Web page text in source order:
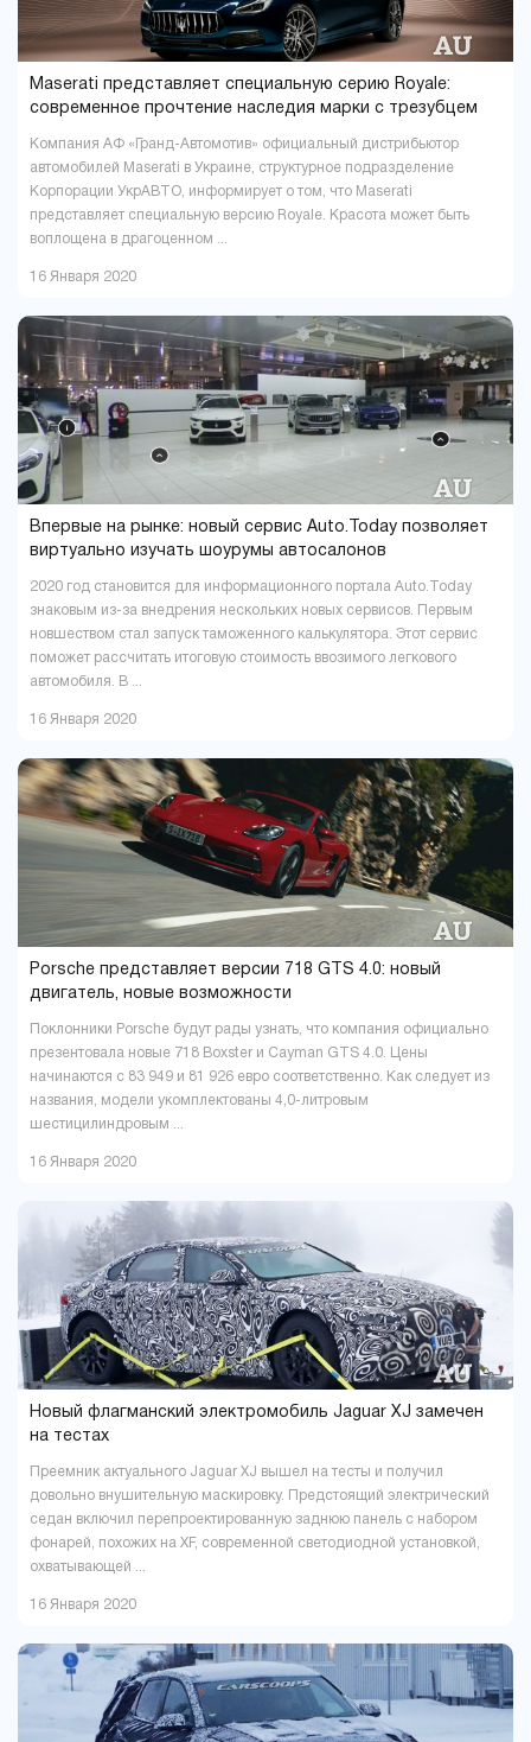
Хмельницкий18 Черкассы6
Чернигов5 Черновцы7
Maserati представляет специальную серию Royale:
современное прочтение наследия марки с трезубцем
Компания АФ «Гранд-Автомотив» официальный дистрибьютор
автомобилей Maserati в Украине, структурное подразделение
Корпорации УкрАВТО, информирует о том, что Maserati
представляет специальную версию Royale. Красота может быть
воплощена в драгоценном ...
16 Января 2020
Впервые на рынке: новый сервис Auto.Today позволяет
виртуально изучать шоурумы автосалонов
2020 год становится для информационного портала Auto.Today
знаковым из-за внедрения нескольких новых сервисов. Первым
новшеством стал запуск таможенного калькулятора. Этот сервис
поможет рассчитать итоговую стоимость ввозимого легкового
автомобиля. В ...
16 Января 2020
Porsche представляет версии 718 GTS 4.0: новый
двигатель, новые возможности
Поклонники Porsche будут рады узнать, что компания официально
презентовала новые 718 Boxster и Cayman GTS 4.0. Цены
начинаются с 83 949 и 81 926 евро соответственно. Как следует из
названия, модели укомплектованы 4,0-литровым
шестицилиндровым ...
16 Января 2020
Новый флагманский электромобиль Jaguar XJ замечен
на тестах
Преемник актуального Jaguar XJ вышел на тесты и получил
довольно внушительную маскировку. Предстоящий электрический
седан включил перепроектированную заднюю панель с набором
фонарей, похожих на XF, современной светодиодной установкой,
охватывающей ...
16 Января 2020